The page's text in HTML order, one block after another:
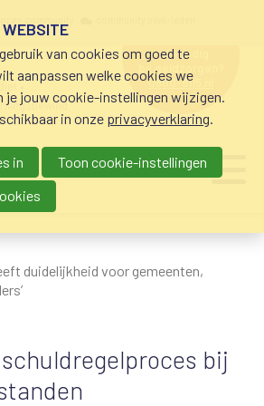
•
hulp nodig
bij geldzorgen?
0800-8115.nl
duidelijkheid voor gemeenten,
bij
WEBSITE
van cookies om goed te
aanpassen welke cookies we
je jouw cookie-instellingen wijzigen.
in onze privacyverklaring.
in
Toon cookie-instellingen